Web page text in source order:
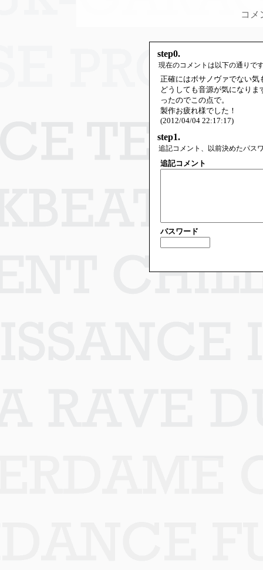
コメ
step0.
現在のコメントは以下の通りで
正確にはボサノヴァでない
どうしても音源が気になり
ったのでこの点で。
製作お疲れ様でした！
(2012/04/04 22:17:17)
step1.
追記コメント、以前決めたパス
追記コメント
パスワード